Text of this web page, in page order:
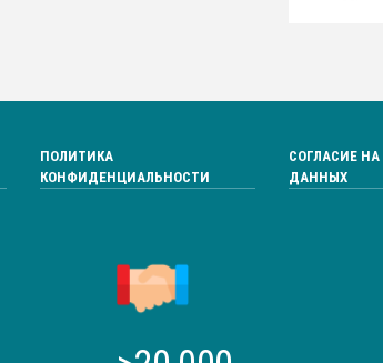
ПОЛИТИКА
КОНФИДЕНЦИАЛЬНОСТИ
СОГЛАСИЕ
ДАННЫХ